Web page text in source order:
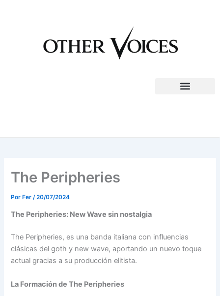
The Peripheries
PorFer/20/07/2024
The Peripheries: New Wave sin nostalgia
The Peripheries, es una banda italiana con influencias
clásicas del goth y new wave, aportando un nuevo toque
actual gracias a su producción elitista.
La Formación de The Peripheries